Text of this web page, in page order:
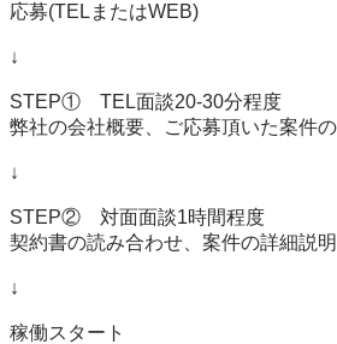
応募(TELまたはWEB)
↓
STEP①　TEL面談20-30分程度
弊社の会社概要、ご応募頂いた案件
↓
STEP②　対面面談1時間程度
契約書の読み合わせ、案件の詳細説明
↓
稼働スタート